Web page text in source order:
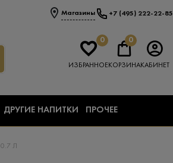
Магазины +7 (495) 222-22-85
0
ИЗБРАННОЕ
0
КОРЗИНАКАБИНЕТ
ДРУГИЕ НАПИТКИ ПРОЧЕЕ
Л